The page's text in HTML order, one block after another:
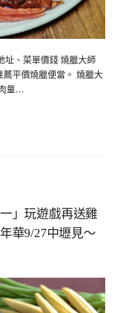
址、菜單價錢 燒臘大師
平價燒臘便當。 燒臘大
量…
」玩遊戲再送雞
華9/27中壢見～